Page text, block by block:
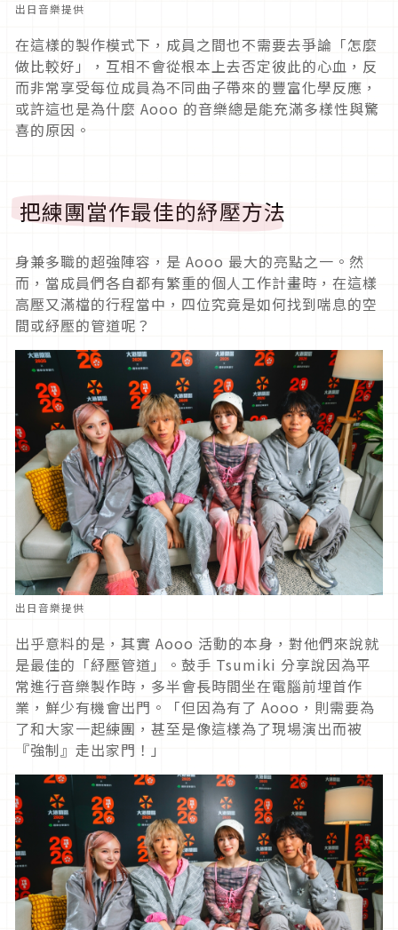
出日音樂提供
在這樣的製作模式下，成員之間也不需要去爭論「怎麼
做比較好」，互相不會從根本上去否定彼此的心血，反
而非常享受每位成員為不同曲子帶來的豐富化學反應，
或許這也是為什麼 Aooo 的音樂總是能充滿多樣性與驚
喜的原因。
把練團當作最佳的紓壓方法
身兼多職的超強陣容，是 Aooo 最大的亮點之一。然
而，當成員們各自都有繁重的個人工作計畫時，在這樣
高壓又滿檔的行程當中，四位究竟是如何找到喘息的空
間或紓壓的管道呢？
出日音樂提供
出乎意料的是，其實 Aooo 活動的本身，對他們來說就
是最佳的「紓壓管道」。鼓手 Tsumiki 分享說因為平
常進行音樂製作時，多半會長時間坐在電腦前埋首作
業，鮮少有機會出門。「但因為有了 Aooo，則需要為
了和大家一起練團，甚至是像這樣為了現場演出而被
『強制』走出家門！」